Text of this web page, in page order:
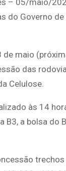
do Governo
de maio
das
Celulose.
às 14
B3, a bolsa do